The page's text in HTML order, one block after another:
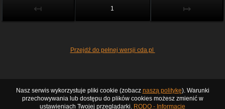
↤ 1 ↦
Przejdź do pełnej wersji cda.pl
Nasz serwis wykorzystuje pliki cookie (zobacz naszą politykę). Warunki
przechowywania lub dostępu do plików cookies możesz zmienić w
ustawieniach Twojej przeglądarki. RODO - Informacje